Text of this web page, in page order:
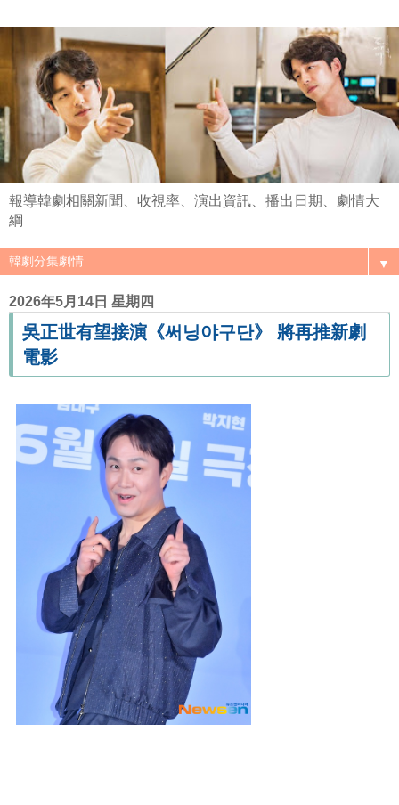
報導韓劇相關新聞、收視率、演出資訊、播出日期、劇情大
綱
▼
2026年5月14日 星期四
吳正世有望接演《써닝야구단》 將再推新劇
電影